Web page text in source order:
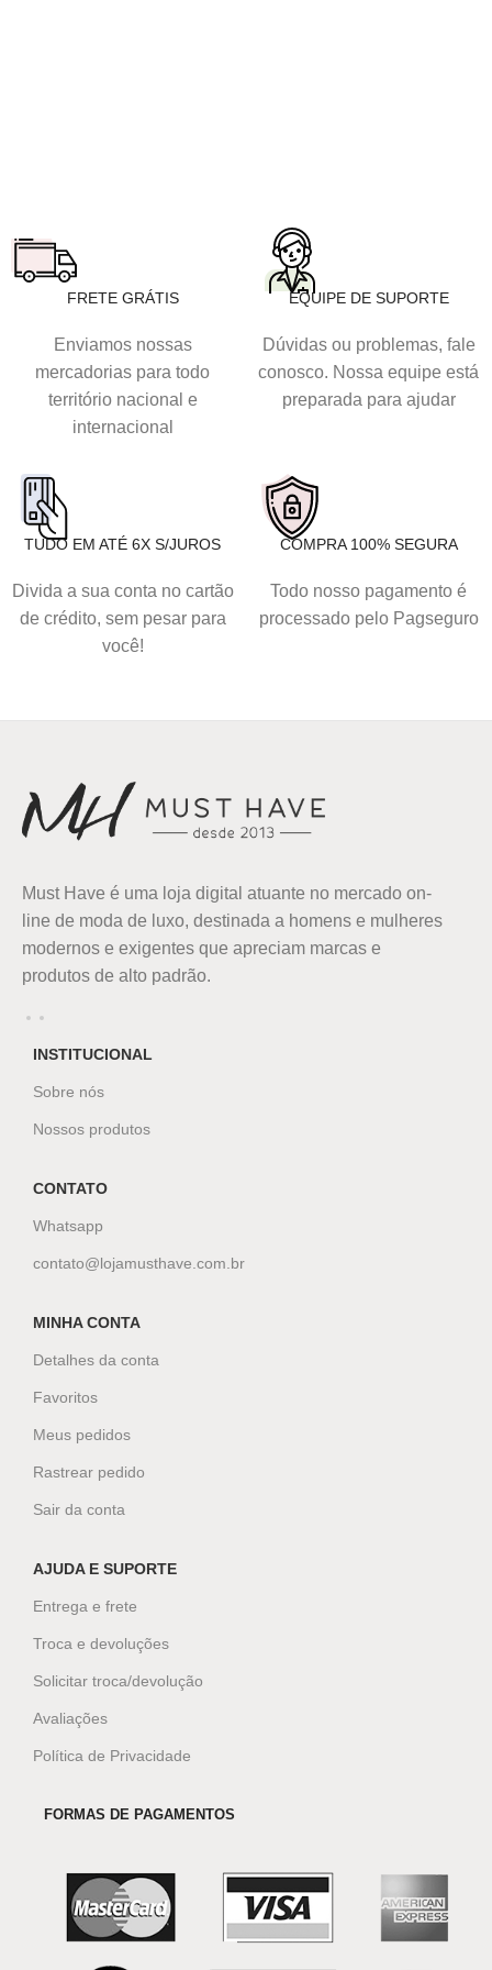
FRETE GRÁTIS
Enviamos nossas
mercadorias para todo
território nacional e
internacional
EQUIPE DE SUPORTE
Dúvidas ou problemas, fale
conosco. Nossa equipe está
preparada para ajudar
TUDO EM ATÉ 6X S/JUROS
Divida a sua conta no cartão
de crédito, sem pesar para
você!
COMPRA 100% SEGURA
Todo nosso pagamento é
processado pelo Pagseguro
Must Have é uma loja digital atuante no mercado on-
line de moda de luxo, destinada a homens e mulheres
modernos e exigentes que apreciam marcas e
produtos de alto padrão.
INSTITUCIONAL
Sobre nós
Nossos produtos
CONTATO
Whatsapp
contato@lojamusthave.com.br
MINHA CONTA
Detalhes da conta
Favoritos
Meus pedidos
Rastrear pedido
Sair da conta
AJUDA E SUPORTE
Entrega e frete
Troca e devoluções
Solicitar troca/devolução
Avaliações
Política de Privacidade
FORMAS DE PAGAMENTOS